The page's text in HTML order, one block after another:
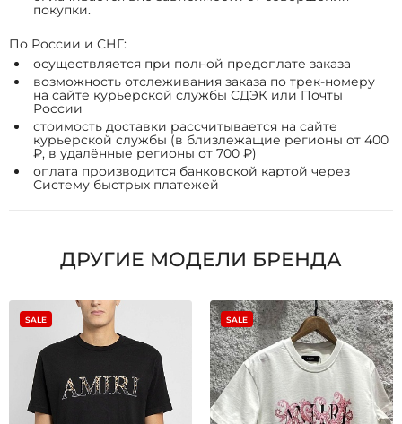
покупки.
По России и СНГ:
осуществляется при полной предоплате заказа
возможность отслеживания заказа по трек-номеру
на сайте курьерской службы СДЭК или Почты
России
стоимость доставки рассчитывается на сайте
курьерской службы (в близлежащие регионы от 400
₽, в удалённые регионы от 700 ₽)
оплата производится банковской картой через
Систему быстрых платежей
ДРУГИЕ МОДЕЛИ БРЕНДА
SALE SALE